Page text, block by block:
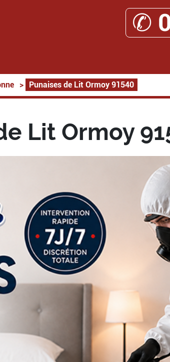
✆
> Punaises de Lit Ormoy 91540
Lit Ormoy